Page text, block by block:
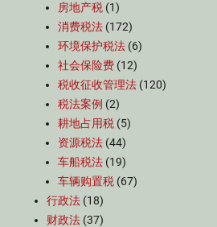
房地产税 (1)
消费税法 (172)
环境保护税法 (6)
社会保险费 (12)
税收征收管理法 (120)
税法案例 (2)
耕地占用税 (5)
资源税法 (44)
车船税法 (19)
车辆购置税 (67)
行政法 (18)
财政法 (37)